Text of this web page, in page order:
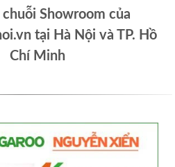
chuỗi Showroom của
tại Hà Nội và TP. Hồ
Chí Minh